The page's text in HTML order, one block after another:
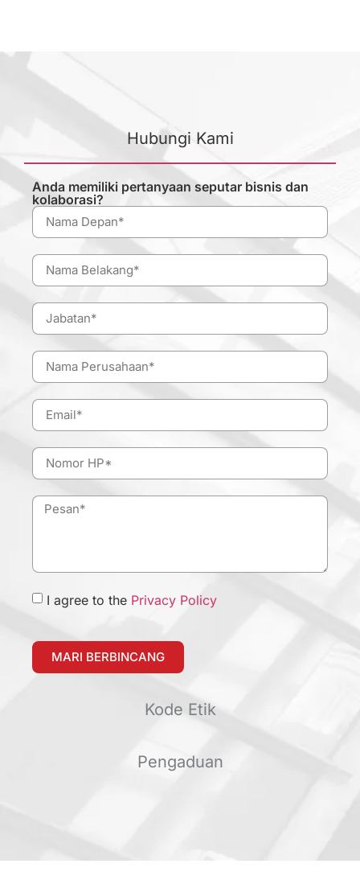
Hubungi Kami
Kode Etik
Pengaduan
Anda memiliki pertanyaan seputar bisnis dan
kolaborasi?
I agree to the Privacy Policy
MARI BERBINCANG